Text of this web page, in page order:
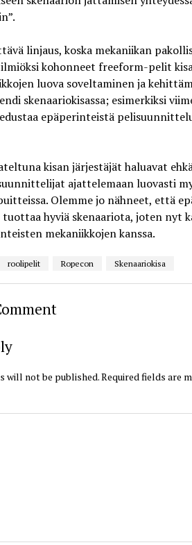
linjaus, koska mekaniikan
kohonneet freeform-pelit
luova soveltaminen ja
skenaariokisassa; esimerkiksi
epäperinteistä
kisan järjestäjät haluavat
ajattelemaan luovasti
Olemme jo nähneet, että
hyviä skenaariota, joten nyt
mekaniikkojen kanssa.
roolipelit Ropecon Skenaariokisa
will not be published.Required fields are